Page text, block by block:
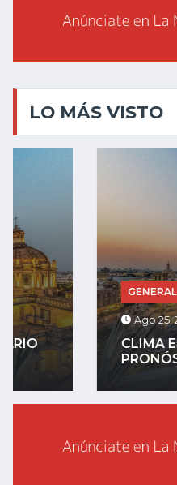
LO MÁS VISTO
GENERAL
Ago 25, 2025
CLIMA EN
PRONÓSTICO